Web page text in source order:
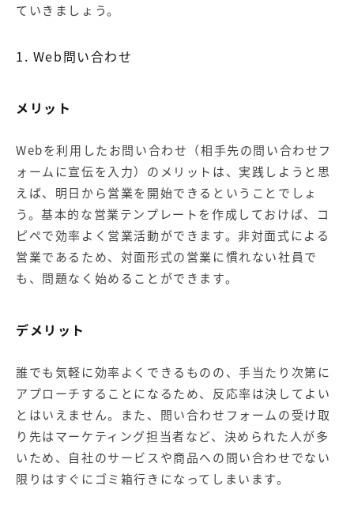
ていきましょう。
1. Web問い合わせ
メリット
Webを利用したお問い合わせ（相手先の問い合わせフ
ォームに宣伝を入力）のメリットは、実践しようと思
えば、明日から営業を開始できるということでしょ
う。基本的な営業テンプレートを作成しておけば、コ
ピペで効率よく営業活動ができます。非対面式による
営業であるため、対面形式の営業に慣れない社員で
も、問題なく始めることができます。
デメリット
誰でも気軽に効率よくできるものの、手当たり次第に
アプローチすることになるため、反応率は決してよい
とはいえません。また、問い合わせフォームの受け取
り先はマーケティング担当者など、決められた人が多
いため、自社のサービスや商品への問い合わせでない
限りはすぐにゴミ箱行きになってしまいます。